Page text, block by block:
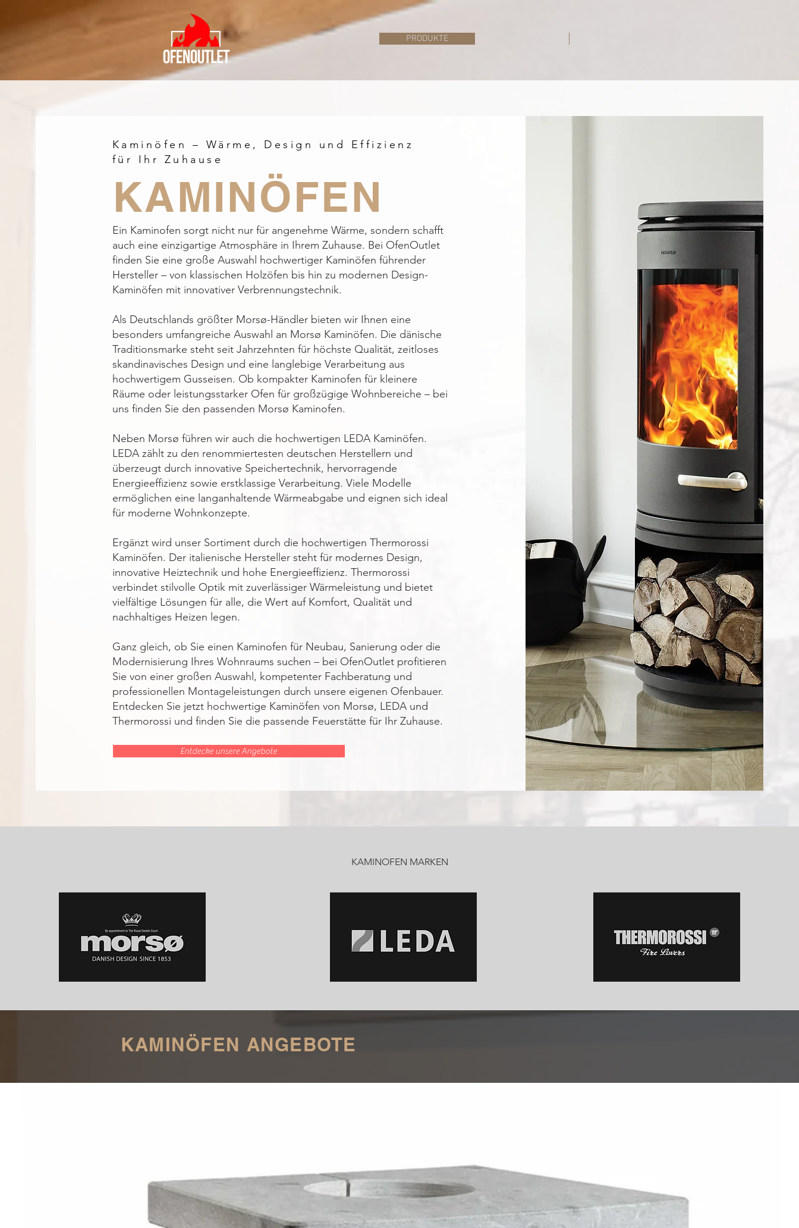
PRODUKTE
Kaminöfen – Wärme, Design und Effizienz
für Ihr Zuhause
KAMINÖFEN
Ein Kaminofen sorgt nicht nur für angenehme Wärme, sondern schafft
auch eine einzigartige Atmosphäre in Ihrem Zuhause. Bei OfenOutlet
finden Sie eine große Auswahl hochwertiger Kaminöfen führender
Hersteller – von klassischen Holzöfen bis hin zu modernen Design-
Kaminöfen mit innovativer Verbrennungstechnik.
Als Deutschlands größter Morsø-Händler bieten wir Ihnen eine
besonders umfangreiche Auswahl an Morsø Kaminöfen. Die dänische
Traditionsmarke steht seit Jahrzehnten für höchste Qualität, zeitloses
skandinavisches Design und eine langlebige Verarbeitung aus
hochwertigem Gusseisen. Ob kompakter Kaminofen für kleinere
Räume oder leistungsstarker Ofen für großzügige Wohnbereiche – bei
uns finden Sie den passenden Morsø Kaminofen.
Neben Morsø führen wir auch die hochwertigen LEDA Kaminöfen.
LEDA zählt zu den renommiertesten deutschen Herstellern und
überzeugt durch innovative Speichertechnik, hervorragende
Energieeffizienz sowie erstklassige Verarbeitung. Viele Modelle
ermöglichen eine langanhaltende Wärmeabgabe und eignen sich ideal
für moderne Wohnkonzepte.
Ergänzt wird unser Sortiment durch die hochwertigen Thermorossi
Kaminöfen. Der italienische Hersteller steht für modernes Design,
innovative Heiztechnik und hohe Energieeffizienz. Thermorossi
verbindet stilvolle Optik mit zuverlässiger Wärmeleistung und bietet
vielfältige Lösungen für alle, die Wert auf Komfort, Qualität und
nachhaltiges Heizen legen.
Ganz gleich, ob Sie einen Kaminofen für Neubau, Sanierung oder die
Modernisierung Ihres Wohnraums suchen – bei OfenOutlet profitieren
Sie von einer großen Auswahl, kompetenter Fachberatung und
professionellen Montageleistungen durch unsere eigenen Ofenbauer.
Entdecken Sie jetzt hochwertige Kaminöfen von Morsø, LEDA und
Thermorossi und finden Sie die passende Feuerstätte für Ihr Zuhause.
Entdecke unsere Angebote
KAMINOFEN MARKEN
KAMINÖFEN ANGEBOTE